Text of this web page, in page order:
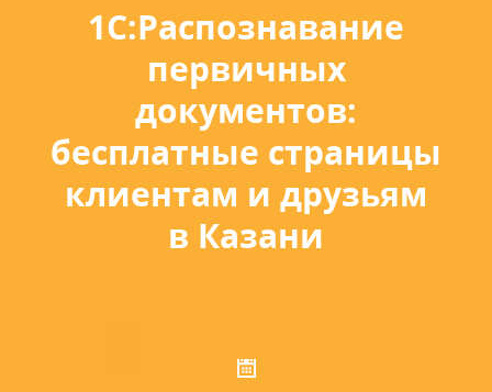
1С:Распознавание
первичных
документов:
бесплатные страницы
клиентам и друзьям
в Казани